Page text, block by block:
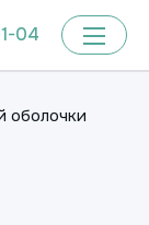
04
оболочки